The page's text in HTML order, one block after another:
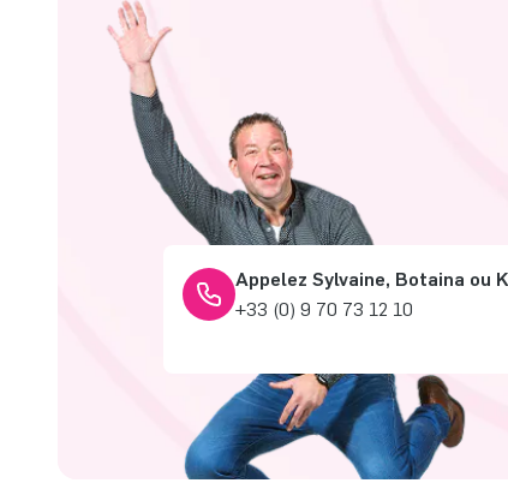
Appelez Sylvaine, Botaina ou
+33 (0) 9 70 73 12 10